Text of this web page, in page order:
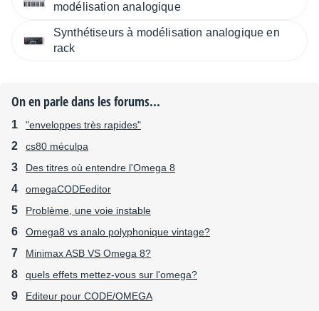
modélisation analogique
Synthétiseurs à modélisation analogique en
rack
On en parle dans les forums...
"enveloppes très rapides"
cs80 méculpa
Des titres où entendre l'Omega 8
omegaCODEeditor
Problème, une voie instable
Omega8 vs analo polyphonique vintage?
Minimax ASB VS Omega 8?
quels effets mettez-vous sur l'omega?
Editeur pour CODE/OMEGA